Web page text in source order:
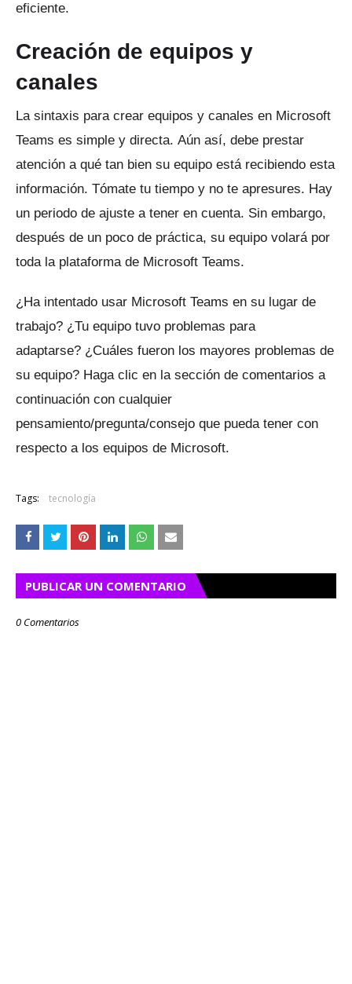
eficiente.
Creación de equipos y
canales
La sintaxis para crear equipos y canales en Microsoft
Teams es simple y directa. Aún así, debe prestar
atención a qué tan bien su equipo está recibiendo esta
información. Tómate tu tiempo y no te apresures. Hay
un periodo de ajuste a tener en cuenta. Sin embargo,
después de un poco de práctica, su equipo volará por
toda la plataforma de Microsoft Teams.
¿Ha intentado usar Microsoft Teams en su lugar de
trabajo? ¿Tu equipo tuvo problemas para
adaptarse? ¿Cuáles fueron los mayores problemas de
su equipo? Haga clic en la sección de comentarios a
continuación con cualquier
pensamiento/pregunta/consejo que pueda tener con
respecto a los equipos de Microsoft.
Tags: tecnología
PUBLICAR UN COMENTARIO
0 Comentarios